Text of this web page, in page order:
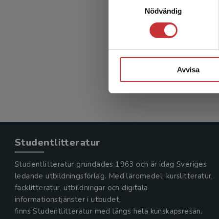
Nödvändig
Avvisa
Wiklund
Exkl.
Studentlitteratur
Studentlitteratur grundades 1963 och är idag Sveriges
ledande utbildningsförlag. Med läromedel, kurslitteratur,
facklitteratur, utbildningar och digitala
informationstjänster i utbudet,
finns Studentlitteratur med längs hela kunskapsresan.